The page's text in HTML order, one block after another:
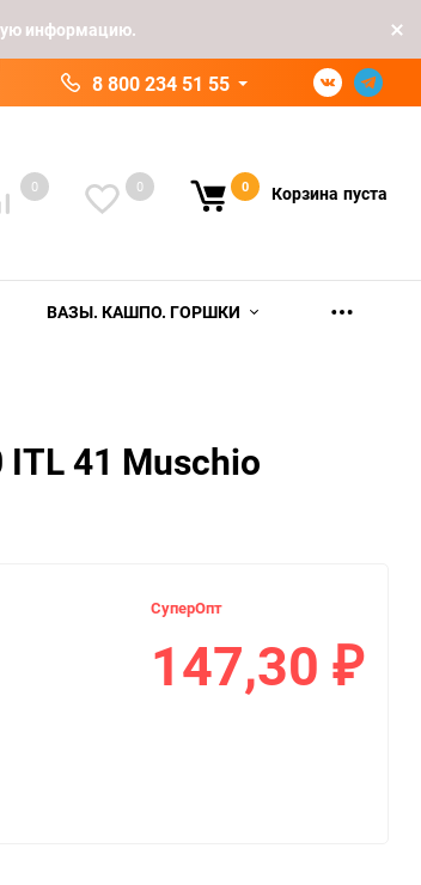
информацию.
8 800 234 51 55
0 0 0 Корзина пуста
ВАЗЫ. КАШПО. ГОРШКИ
41 Muschio
СуперОпт
147,30 ₽